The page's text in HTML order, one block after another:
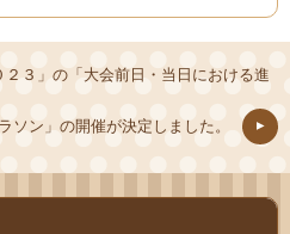
２３」の「大会前日・当日における進
ソン」の開催が決定しました。